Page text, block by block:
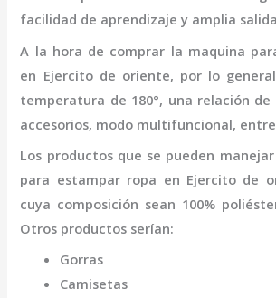
facilidad de aprendizaje y amplia
A la hora de comprar la maquina
en Ejercito de oriente, por lo
temperatura de 180°, una relación
accesorios, modo multifuncional,
Los productos que se pueden
para estampar ropa en Ejercito de
cuya composición sean 100%
Otros productos serían:
Gorras
Camisetas